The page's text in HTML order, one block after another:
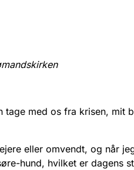
tage med os fra krisen, mit
eller omvendt, og når
hund, hvilket er dagens